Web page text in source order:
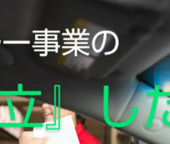
音楽
ゲーム・サービス開
書籍・雑誌出版
チャレンジ